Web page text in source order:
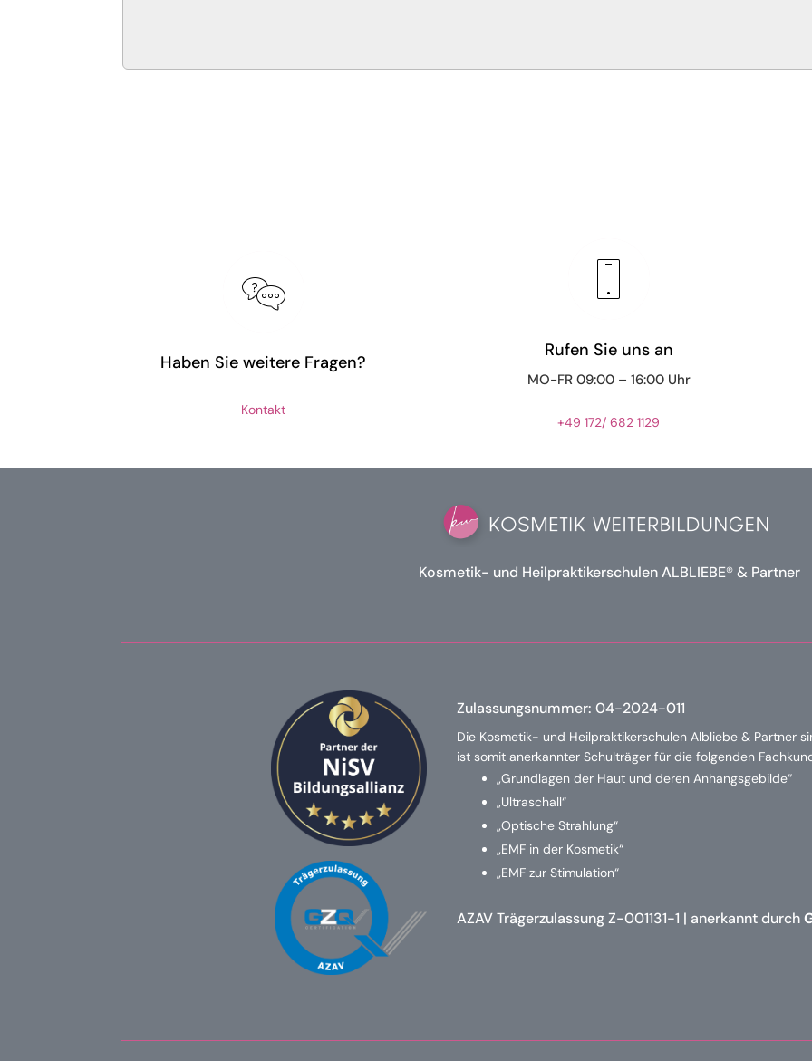
Haben Sie weitere Fragen?
Kontakt
Rufen Sie uns an
MO-FR 09:00 – 16:00 Uhr
+49 172/ 682 1129
Kosmetik- und Heilpraktikerschulen ALBLIEBE® & Partner
Zulassungsnummer: 04-2024-011
Die Kosmetik- und Heilpraktikerschulen Albliebe & Partner
ist somit anerkannter Schulträger für die folgenden
„Grundlagen der Haut und deren Anhangsgebilde“
„Ultraschall“
„Optische Strahlung“
„EMF in der Kosmetik“
„EMF zur Stimulation“
AZAV Trägerzulassung Z-001131-1 | anerkannt durch